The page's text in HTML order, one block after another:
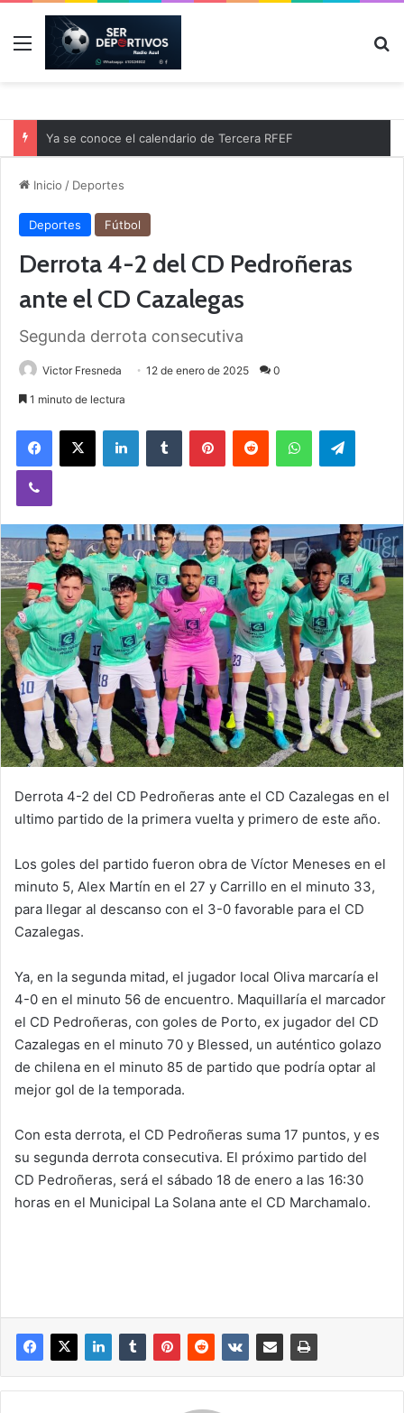
Menú
Ya se conoce el calendario de Tercera RFEF
Inicio / Deportes
Deportes Fútbol
Derrota 4-2 del CD Pedroñeras
ante el CD Cazalegas
Segunda derrota consecutiva
Victor Fresneda 12 de enero de 2025 0
1 minuto de lectura
Derrota 4-2 del CD Pedroñeras ante el CD Cazalegas en el
ultimo partido de la primera vuelta y primero de este año.
Los goles del partido fueron obra de Víctor Meneses en el
minuto 5, Alex Martín en el 27 y Carrillo en el minuto 33,
para llegar al descanso con el 3-0 favorable para el CD
Cazalegas.
Ya, en la segunda mitad, el jugador local Oliva marcaría el
4-0 en el minuto 56 de encuentro. Maquillaría el marcador
el CD Pedroñeras, con goles de Porto, ex jugador del CD
Cazalegas en el minuto 70 y Blessed, un auténtico golazo
de chilena en el minuto 85 de partido que podría optar al
mejor gol de la temporada.
Con esta derrota, el CD Pedroñeras suma 17 puntos, y es
su segunda derrota consecutiva. El próximo partido del
CD Pedroñeras, será el sábado 18 de enero a las 16:30
horas en el Municipal La Solana ante el CD Marchamalo.